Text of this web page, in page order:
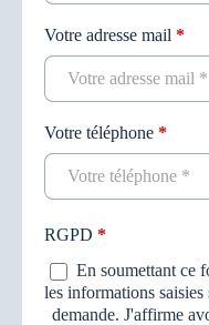
Votre adresse mail *
Votre téléphone *
RGPD *
En soumettant ce
les informations saisies
demande. J'affirme